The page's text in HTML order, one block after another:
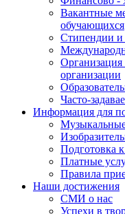
Вакантные
обучающихся
Стипендии
Организация
организации
Часто-
Информация для
Подготовка
Платные
Правила
Наши достижения
СМИ о нас
Успехи в